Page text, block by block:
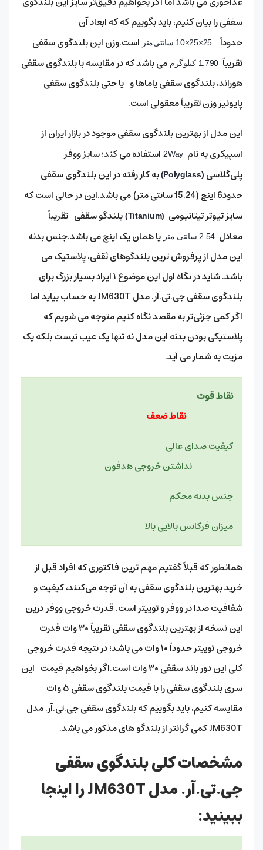
سقفی را بیان کنیم، باید بگوییم که که ابعاد آن
حدوداً
25×25×10 سانتی‌متر
است.وزن این بلندگوی سقفی
تقریباً 1.790 کیلوگرم
می باشد که در مقایسه با بلندگوی سقفی
هوراند، بلندگوی سقفی یاماها و یا حتی بلندگوی سقفی
پایونیر وزن تقریباً معقولی است.
این مدل از بهترین بلندگوی سقفی موجود در بازار ایران از
اسپیکری به نام 2Way استفاده می کند؛ سایز ووفر
پلی‌گلاسی (Polyglass)
به کار رفته در این بلندگوی سقفی
حدود6 اینچ (15.24 سانتی متر)
می باشد.این در حالی است که
سایز تیوتر تیتانیومی (Titanium)
بلندگو سقفی تقریباً
معادل 2.54 سانتی متر
یا همان یک اینچ می باشد.جنس بدنه
این مدل از پرفروش ترین بلندگوهای ثقفی، پلاستیک می
باشد. شاید در نگاه اول این موضوع ۱ ایراد بسیار بزرگ برای
بلندگوی سقفی جی.تی.آر. مدل JM630T به حساب بیاید اما
اگر کمی جزئی‌تر به مقصد نگاه کنیم متوجه می شویم که
پلاستیکی بودن بدنه این مدل نه تنها یک عیب نیست بلکه یک
مزیت به شمار می آید.
نقاط قوت
نقاط ضعف
کیفیت صدای عالی
نداشتن خروجی هدفون
جنس بدنه محکم
میزان فرکانس بالایی بالا
همانطور که قبلاً گفتیم مهم ترین فاکتوری که افراد قبل از
خرید بهترین بلندگوی سقفی به آن توجه می‌کنند، کیفیت و
شفافیت صدا در ووفر و توییتر است. قدرت خروجی ووفردرین
این نسخه از بهترین بلندگوی سقفی تقریباً ۳۰ وات قدرت
خروجی توییتر حدوداً ۱۰ وات می باشد؛ در نتیجه قدرت خروجی
کلی این دور باند سقفی ۳۰ وات است.اگر بخواهیم قیمت این
سری بلندگوی سقفی را با قیمت بلندگوی سقفی ۵ وات
مقایسه کنیم، باید بگوییم که بلندگوی سقفی جی.تی.آر. مدل
JM630T کمی گرانتر از بلندگو های مذکور می باشد.
مشخصات کلی بلندگوی سقفی
جی.تی.آر. مدل JM630T را اینجا
ببینید: